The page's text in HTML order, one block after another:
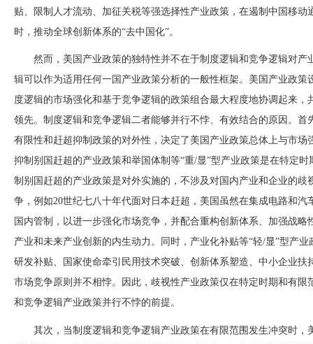
贴、限制人才流动、加征关税等强选择性产业政策，在遏制中国移
时，推动全球创新体系的“去中国化”。
然而，美国产业政策的独特性并不在于制度逻辑和竞争逻辑对
辑可以作为适用任何一国产业政策分析的一般性框架。美国产业政
度逻辑的市场强化和基于竞争逻辑的政策组合最大程度地协调起来
领先。制度逻辑和竞争逻辑二者能够并行不悖、有效结合的原因。首
有限性和赶超抑制政策的对外性，决定了美国产业政策总体上与市
抑制别国赶超的产业政策和举国体制等“重/显”型产业政策是在特定
制别国赶超的产业政策是对外实施的，不涉及对国内产业和企业的
争，例如20世纪七八十年代面对日本赶超，美国虽然在集成电路和
国内管制，以进一步强化市场竞争，并配合重构创新体系、加强战
产业和未来产业创新的内生动力。同时，产业化补贴等“轻/显”型产
研发补贴、国家使命牵引民用技术突破、创新体系塑造、中小企业扶
市场竞争原则并不相悖。因此，歧视性产业政策仅在特定时期和有
和竞争逻辑产业政策并行不悖的前提。
其次，当制度逻辑和竞争逻辑产业政策在有限范围发生冲突时